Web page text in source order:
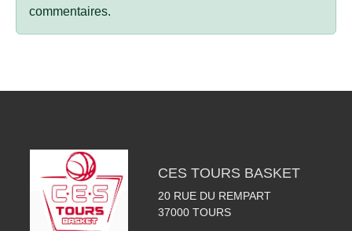
commentaires.
CES TOURS BASKET
20 RUE DU REMPART
37000 TOURS